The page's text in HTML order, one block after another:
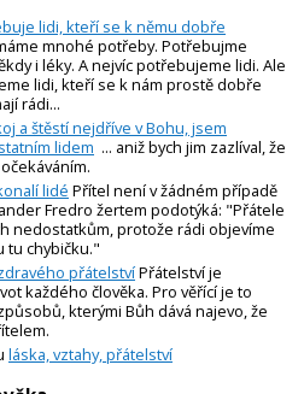
lidi, kteří se k němu dobře
mnohé potřeby. Potřebujme
i léky. A nejvíc potřebujeme lidi. Ale
lidi, kteří se k nám prostě dobře
rádi...
a štěstí nejdříve v Bohu, jsem
lidem ... aniž bych jim zazlíval, že
lidé Přítel není v žádném případě
Fredro žertem podotýká: "Přátele
nedostatkům, protože rádi objevíme
tu chybičku."
přátelstvíPřátelství je
každého člověka. Pro věřící je to
kterými Bůh dává najevo, že
láska, vztahy, přátelství